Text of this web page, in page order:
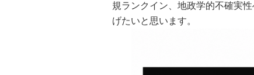
規ランクイン、地政学的不確実
げたいと思います。